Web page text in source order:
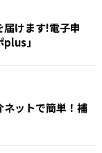
けます!電子申
」
ネットで簡単！補